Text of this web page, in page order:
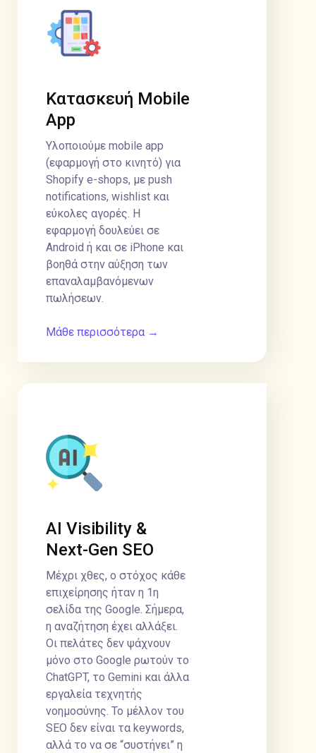
Κατασκευή Mobile
App
Υλοποιούμε mobile app
(εφαρμογή στο κινητό) για
Shopify e-shops, με push
notifications, wishlist και
εύκολες αγορές. Η
εφαρμογή δουλεύει σε
Android ή και σε iPhone και
βοηθά στην αύξηση των
επαναλαμβανόμενων
πωλήσεων.
Μάθε περισσότερα →
AI Visibility &
Next-Gen SEO
Μέχρι χθες, ο στόχος κάθε
επιχείρησης ήταν η 1η
σελίδα της Google. Σήμερα,
η αναζήτηση έχει αλλάξει.
Οι πελάτες δεν ψάχνουν
μόνο στο Google ρωτούν το
ChatGPT, το Gemini και άλλα
εργαλεία τεχνητής
νοημοσύνης. Το μέλλον του
SEO δεν είναι τα keywords,
αλλά το να σε “συστήνει” η